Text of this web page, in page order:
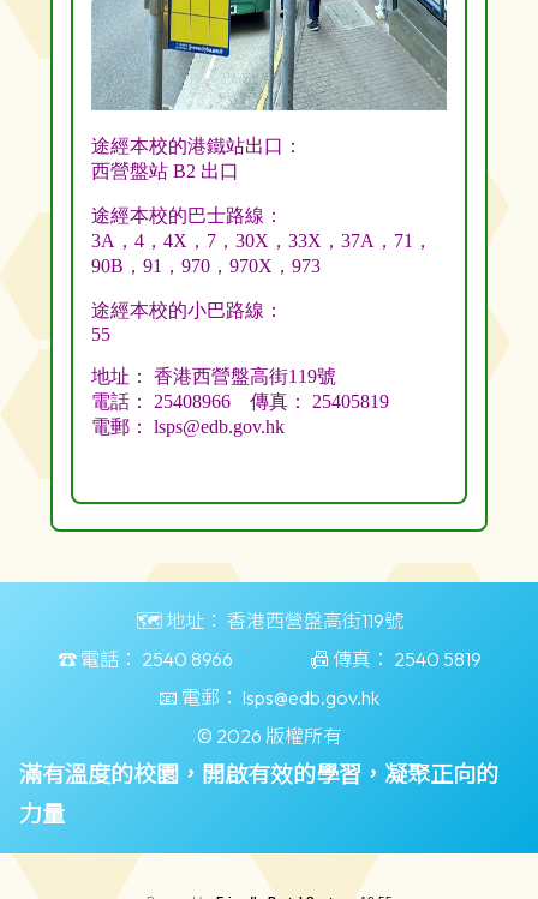
🗺️ 地址： 香港西營盤高街119號
☎️ 電話： 2540 8966 📠 傳真： 2540 5819
📧 電郵： lsps@edb.gov.hk
© 2026 版權所有
滿有溫度的校園，開啟有效的學習，凝聚正向的
力量